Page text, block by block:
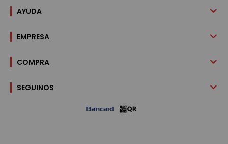
AYUDA
EMPRESA
COMPRA
SEGUINOS